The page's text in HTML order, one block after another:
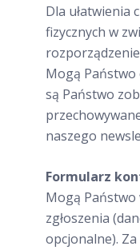
Dla ułatwienia
fizycznych w
Mogą Państwo
są Państwo
naszego
Formularz
Mogą
zgłoszenia
opcjonalne).